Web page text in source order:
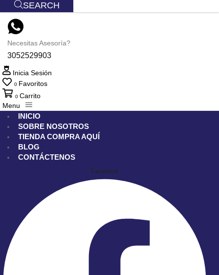
SEARCH
Necesitas Asesoría?
3052529903
Inicia Sesión
0 Favoritos
0 Carrito
Menu
INICIO
SOBRE NOSOTROS
TIENDA COMPRA AQUÍ
BLOG
CONTÁCTENOS
Facebook